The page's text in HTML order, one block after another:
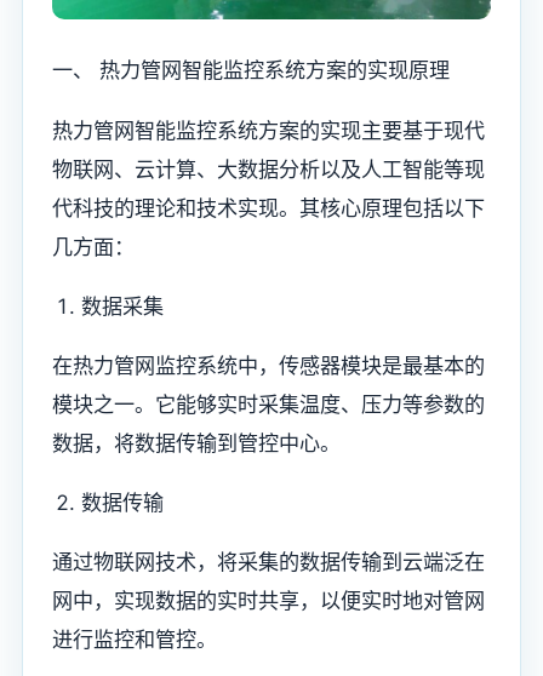
一、 热力管网智能监控系统方案的实现原理
热力管网智能监控系统方案的实现主要基于现代
物联网、云计算、大数据分析以及人工智能等现
代科技的理论和技术实现。其核心原理包括以下
几方面：
数据采集
在热力管网监控系统中，传感器模块是最基本的
模块之一。它能够实时采集温度、压力等参数的
数据，将数据传输到管控中心。
数据传输
通过物联网技术，将采集的数据传输到云端泛在
网中，实现数据的实时共享，以便实时地对管网
进行监控和管控。